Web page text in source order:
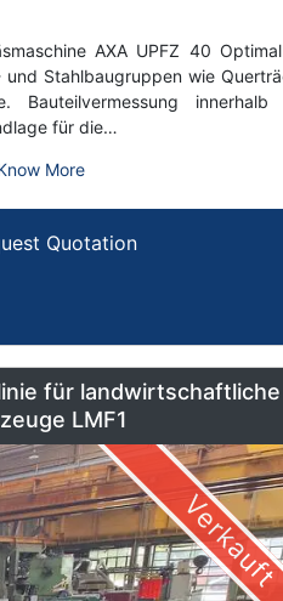
AXA UPFZ 40
Stahlbaugruppen wie
Bauteilvermessung innerhalb
für die…
More
Quotation
für landwirtschaftliche
LMF1
Verkauft